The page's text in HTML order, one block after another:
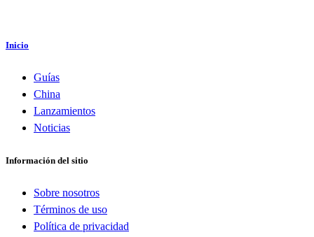
Inicio
Guías
China
Lanzamientos
Noticias
Información del sitio
Sobre nosotros
Términos de uso
Política de privacidad